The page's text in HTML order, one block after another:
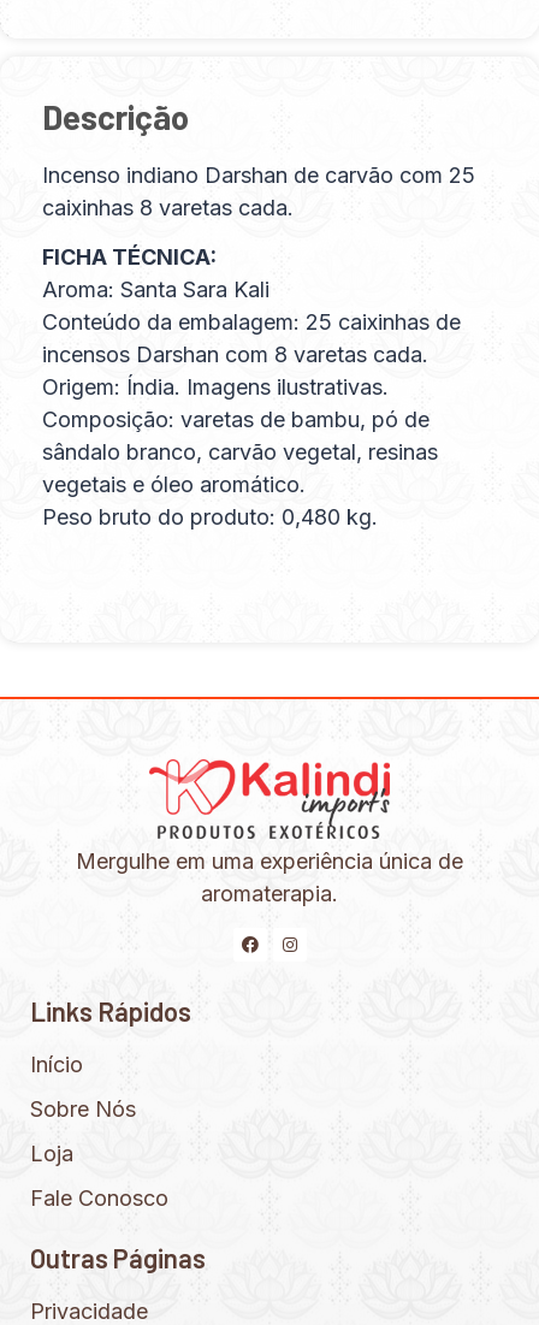
Descrição
Incenso indiano Darshan de carvão com 25
caixinhas 8 varetas cada.
FICHA TÉCNICA:
Aroma: Santa Sara Kali
Conteúdo da embalagem: 25 caixinhas de
incensos Darshan com 8 varetas cada.
Origem: Índia. Imagens ilustrativas.
Composição: varetas de bambu, pó de
sândalo branco, carvão vegetal, resinas
vegetais e óleo aromático.
Peso bruto do produto: 0,480 kg.
Mergulhe em uma experiência única de
aromaterapia.
Links Rápidos
Início
Sobre Nós
Loja
Fale Conosco
Outras Páginas
Privacidade